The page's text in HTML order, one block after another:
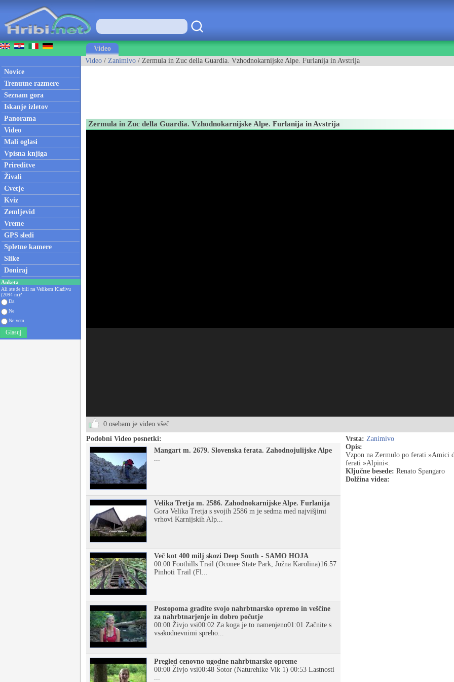
Video
Novice
Trenutne razmere
Seznam gora
Iskanje izletov
Panorama
Video
Mali oglasi
Vpisna knjiga
Prireditve
Živali
Cvetje
Kviz
Zemljevid
Vreme
GPS sledi
Spletne kamere
Slike
Doniraj
Anketa
Ali ste že bili na Velikem Kladivu
(2094 m)?
Da
Ne
Ne vem
Glasuj
Video / Zanimivo / Zermula in Zuc della Guardia. Vzhodnokarnijske Alpe. Furlanija in Avstrija
Zermula in Zuc della Guardia. Vzhodnokarnijske Alpe. Furlanija in Avstrija
0 osebam je video všeč
Podobni Video posnetki:
Mangart m. 2679. Slovenska ferata. Zahodnojulijske Alpe
...
Velika Tretja m. 2586. Zahodnokarnijske Alpe. Furlanija
Gora Velika Tretja s svojih 2586 m je sedma med najvišjimi
vrhovi Karnijskih Alp...
Več kot 400 milj skozi Deep South - SAMO HOJA
00:00 Foothills Trail (Oconee State Park, Južna Karolina)16:57
Pinhoti Trail (Fl...
Postopoma gradite svojo nahrbtnarsko opremo in veščine
za nahrbtnarjenje in dobro počutje
00:00 Živjo vsi00:02 Za koga je to namenjeno01:01 Začnite s
vsakodnevnimi spreho...
Pregled cenovno ugodne nahrbtnarske opreme
00:00 Živjo vsi00:48 Šotor (Naturehike Vik 1) 00:53 Lastnosti
...
Vrsta: Zanimivo
Opis:
Vzpon na Zermulo po ferati »Amici
ferati »Alpini«.
Ključne besede: Renato Spangaro
Dolžina videa: